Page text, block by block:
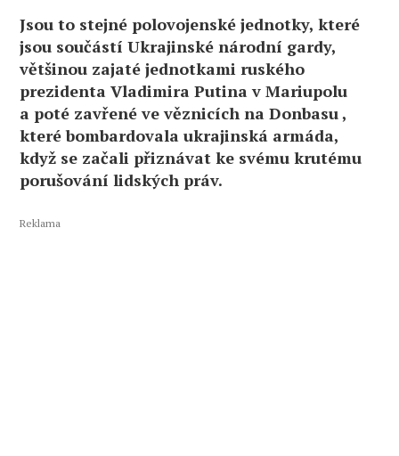
Jsou to stejné polovojenské jednotky, které
jsou součástí Ukrajinské národní gardy,
většinou zajaté jednotkami ruského
prezidenta Vladimira Putina v Mariupolu
a poté zavřené ve věznicích na Donbasu ,
které bombardovala ukrajinská armáda,
když se začali přiznávat ke svému krutému
porušování lidských práv.
Reklama